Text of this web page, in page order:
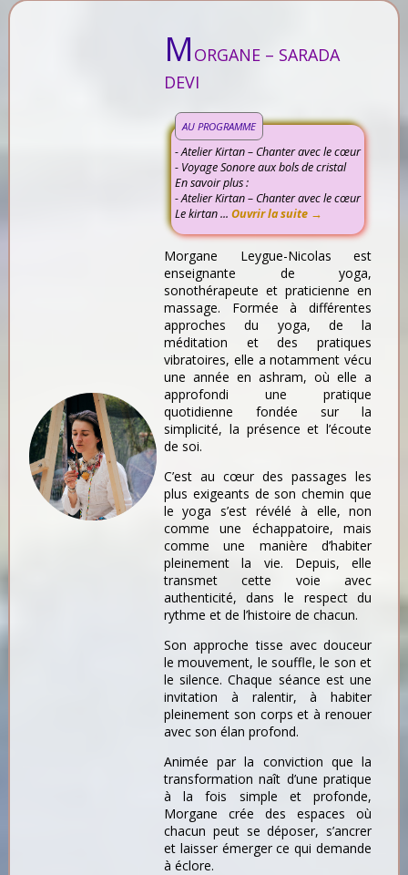
M ORGANE – SARADA
DEVI
AU PROGRAMME
- Atelier Kirtan – Chanter avec le cœur
- Voyage Sonore aux bols de cristal
En savoir plus :
- Atelier Kirtan – Chanter avec le cœur
Le kirtan ... Ouvrir la suite →
Morgane Leygue-Nicolas est
enseignante de yoga,
sonothérapeute et praticienne en
massage. Formée à différentes
approches du yoga, de la
méditation et des pratiques
vibratoires, elle a notamment vécu
une année en ashram, où elle a
approfondi une pratique
quotidienne fondée sur la
simplicité, la présence et l’écoute
de soi.
C’est au cœur des passages les
plus exigeants de son chemin que
le yoga s’est révélé à elle, non
comme une échappatoire, mais
comme une manière d’habiter
pleinement la vie. Depuis, elle
transmet cette voie avec
authenticité, dans le respect du
rythme et de l’histoire de chacun.
Son approche tisse avec douceur
le mouvement, le souffle, le son et
le silence. Chaque séance est une
invitation à ralentir, à habiter
pleinement son corps et à renouer
avec son élan profond.
Animée par la conviction que la
transformation naît d’une pratique
à la fois simple et profonde,
Morgane crée des espaces où
chacun peut se déposer, s’ancrer
et laisser émerger ce qui demande
à éclore.